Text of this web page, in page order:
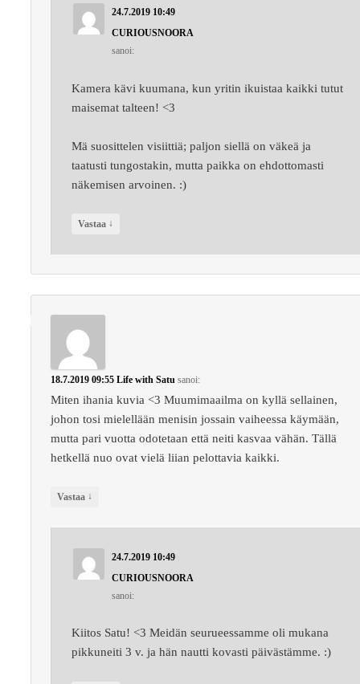
24.7.2019 10:49
CURIOUSNOORA
sanoi:
Kamera kävi kuumana, kun yritin ikuistaa kaikki tutut
maisemat talteen! <3
Mä suosittelen visiittiä; paljon siellä on väkeä ja
taatusti tungostakin, mutta paikka on ehdottomasti
näkemisen arvoinen. :)
Vastaa ↓
18.7.2019 09:55 Life with Satu sanoi:
Miten ihania kuvia <3 Muumimaailma on kyllä sellainen,
johon tosi mielellään menisin jossain vaiheessa käymään,
mutta pari vuotta odotetaan että neiti kasvaa vähän. Tällä
hetkellä nuo ovat vielä liian pelottavia kaikki.
Vastaa ↓
24.7.2019 10:49
CURIOUSNOORA
sanoi:
Kiitos Satu! <3 Meidän seurueessamme oli mukana
pikkuneiti 3 v. ja hän nautti kovasti päivästämme. :)